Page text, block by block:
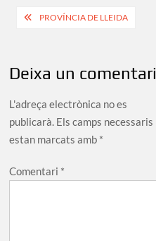
Navegació
PROVÍNCIA DE LLEIDA
Deixa un comentari
L'adreça electrònica no es
publicarà. Els camps necessaris
estan marcats amb *
Comentari *